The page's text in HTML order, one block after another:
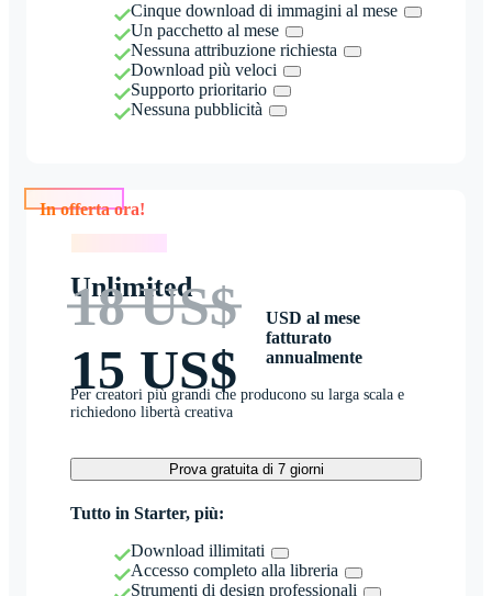
Cinque download di immagini al mese
Un pacchetto al mese
Nessuna attribuzione richiesta
Download più veloci
Supporto prioritario
Nessuna pubblicità
Unlimited
18 US$
15 US$
USD al mese
fatturato
annualmente
Per creatori più grandi che producono su larga scala e
richiedono libertà creativa
Prova gratuita di 7 giorni
Tutto in Starter, più:
Download illimitati
Accesso completo alla libreria
Strumenti di design professionali